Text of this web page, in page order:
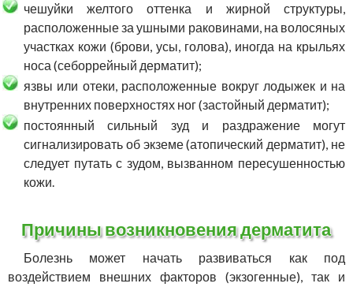
чешуйки желтого оттенка и жирной структуры,
расположенные за ушными раковинами, на волосяных
участках кожи (брови, усы, голова), иногда на крыльях
носа (себоррейный дерматит);
язвы или отеки, расположенные вокруг лодыжек и на
внутренних поверхностях ног (застойный дерматит);
постоянный сильный зуд и раздражение могут
сигнализировать об экземе (атопический дерматит), не
следует путать с зудом, вызванном пересушенностью
кожи.
Причины возникновения дерматита
Болезнь может начать развиваться как под
воздействием внешних факторов (экзогенные), так и